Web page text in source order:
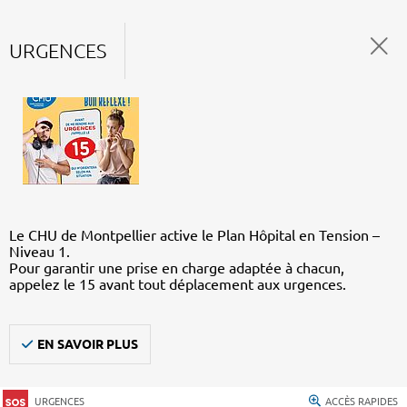
URGENCES
Le CHU de Montpellier active le Plan Hôpital en Tension –
Niveau 1.
Pour garantir une prise en charge adaptée à chacun,
appelez le 15 avant tout déplacement aux urgences.
EN SAVOIR PLUS
URGENCES ACCÈS RAPIDES